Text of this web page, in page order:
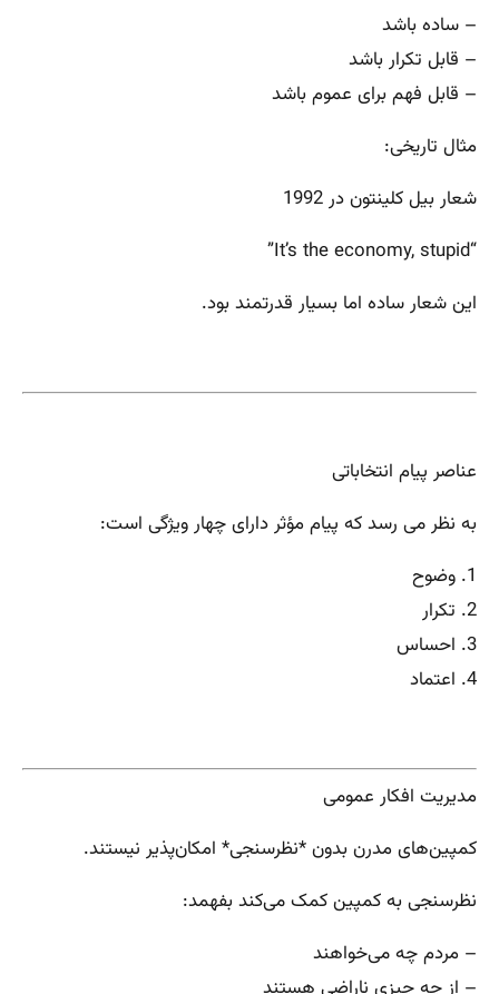
– ساده باشد
– قابل تکرار باشد
– قابل فهم برای عموم باشد
مثال تاریخی:
شعار بیل کلینتون در 1992
“It’s the economy, stupid”
این شعار ساده اما بسیار قدرتمند بود.
عناصر پیام انتخاباتی
به نظر می رسد که پیام مؤثر دارای چهار ویژگی است:
1. وضوح
2. تکرار
3. احساس
4. اعتماد
مدیریت افکار عمومی
کمپین‌های مدرن بدون *نظرسنجی* امکان‌پذیر نیستند.
نظرسنجی به کمپین کمک می‌کند بفهمد:
– مردم چه می‌خواهند
– از چه چیزی ناراضی هستند